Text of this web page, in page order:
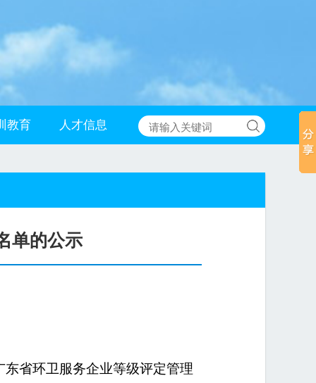
教育 人才信息
单的公示
省环卫服务企业等级评定管理